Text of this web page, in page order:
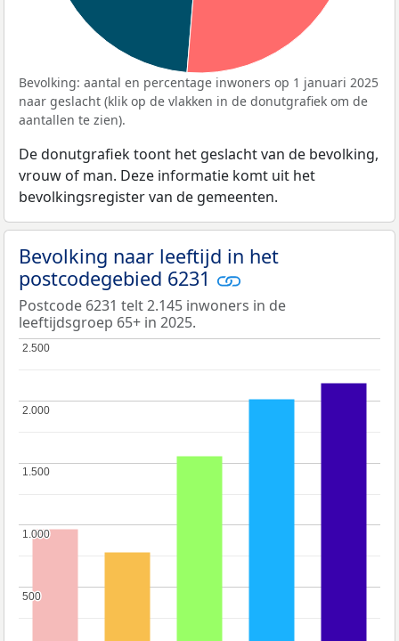
Bevolking: aantal en percentage inwoners op 1 januari 2025
naar geslacht (klik op de vlakken in de donutgrafiek om de
aantallen te zien).
De donutgrafiek toont het geslacht van de bevolking,
vrouw of man. Deze informatie komt uit het
bevolkingsregister van de gemeenten.
Bevolking naar leeftijd in het
postcodegebied 6231
Postcode 6231 telt 2.145 inwoners in de
leeftijdsgroep 65+ in 2025.
500
500
1.000
1.000
1.500
1.500
2.000
2.000
2.500
2.500